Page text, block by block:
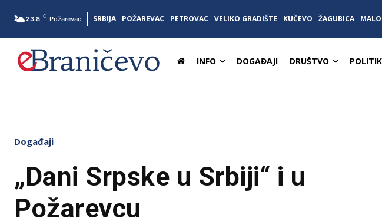
23.8 C Požarevac SRBIJA POŽAREVAC PETROVAC VELIKO GRADIŠTE KUČEVO ŽAGUBICA
INFO DOGAĐAJI DRUŠTVO
Događaji
„Dani Srpske u Srbiji“ i u
Požarevcu